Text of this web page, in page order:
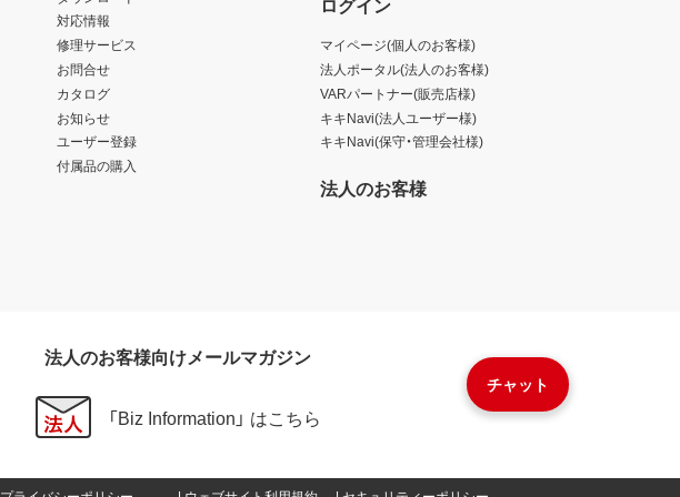
チャット
対応情報
修理サービス
お問合せ
カタログ
お知らせ
ユーザー登録
付属品の購入
マイページ(個人のお客様)
法人ポータル(法人のお客様)
VARパートナー(販売店様)
キキNavi(法人ユーザー様)
キキNavi(保守・管理会社様)
法人のお客様
法人のお客様向けメールマガジン
「Biz Information」 はこちら